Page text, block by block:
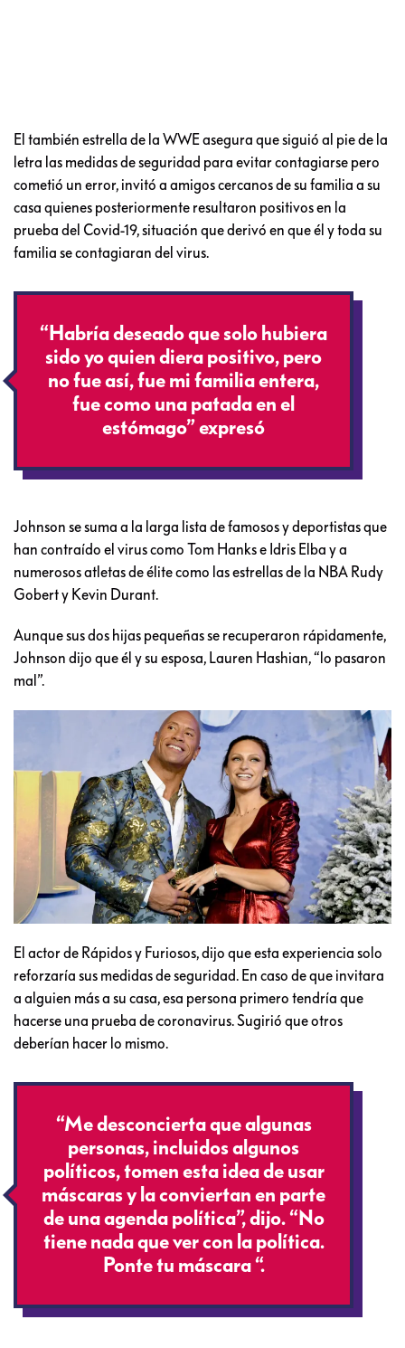
El también estrella de la WWE asegura que siguió al pie de la
letra las medidas de seguridad para evitar contagiarse pero
cometió un error, invitó a amigos cercanos de su familia a su
casa quienes posteriormente resultaron positivos en la
prueba del Covid-19, situación que derivó en que él y toda su
familia se contagiaran del virus.
“Habría deseado que solo hubiera
sido yo quien diera positivo, pero
no fue así, fue mi familia entera,
fue como una patada en el
estómago” expresó
Johnson se suma a la larga lista de famosos y deportistas que
han contraído el virus como Tom Hanks e Idris Elba y a
numerosos atletas de élite como las estrellas de la NBA Rudy
Gobert y Kevin Durant.
Aunque sus dos hijas pequeñas se recuperaron rápidamente,
Johnson dijo que él y su esposa, Lauren Hashian, “lo pasaron
mal”.
El actor de Rápidos y Furiosos, dijo que esta experiencia solo
reforzaría sus medidas de seguridad. En caso de que invitara
a alguien más a su casa, esa persona primero tendría que
hacerse una prueba de coronavirus. Sugirió que otros
deberían hacer lo mismo.
“Me desconcierta que algunas
personas, incluidos algunos
políticos, tomen esta idea de usar
máscaras y la conviertan en parte
de una agenda política”, dijo. “No
tiene nada que ver con la política.
Ponte tu máscara “.